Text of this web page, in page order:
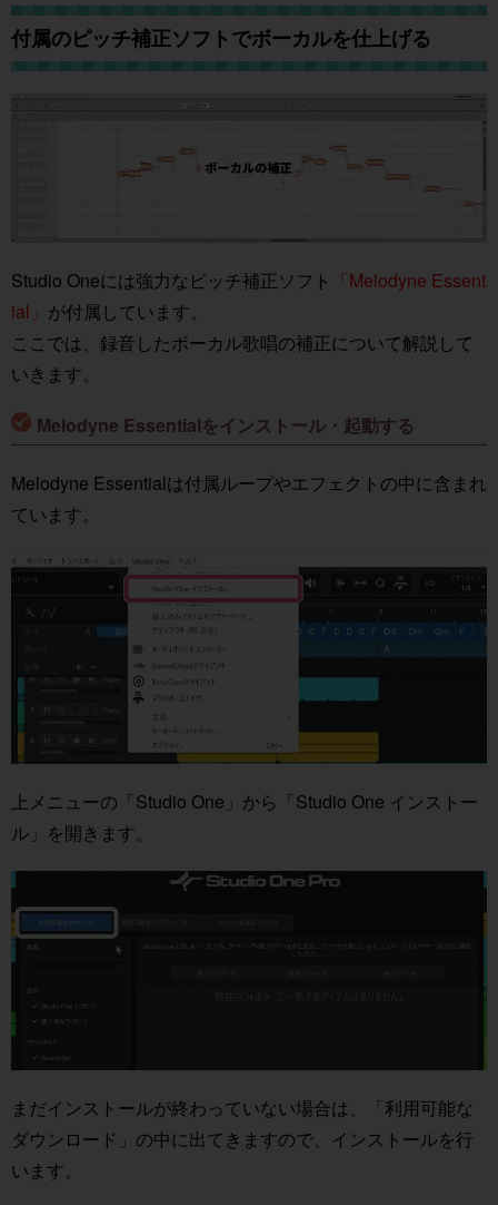
付属のピッチ補正ソフトでボーカルを仕上げる
Studio Oneには強力なピッチ補正ソフト 「Melodyne Essent
ial」 が付属しています。
ここでは、録音したボーカル歌唱の補正について解説して
いきます。
Melodyne Essentialをインストール・起動する
Melodyne Essentialは付属ループやエフェクトの中に含まれ
ています。
上メニューの「Studio One」から「Studio One インストー
ル」を開きます。
まだインストールが終わっていない場合は、「利用可能な
ダウンロード」の中に出てきますので、インストールを行
います。